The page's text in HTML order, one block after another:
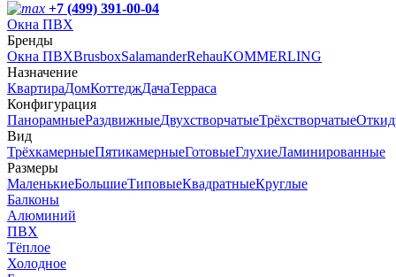
+7 (499) 391-00-04
Окна ПВХ
Бренды
Окна ПВХBrusboxSalamanderRehauKOMMERLING
Назначение
КвартираДомКоттеджДачаТерраса
Конфигурация
ПанорамныеРаздвижныеДвухстворчатыеТрёхстворчатые
Вид
ТрёхкамерныеПятикамерныеГотовыеГлухиеЛаминированные
Размеры
МаленькиеБольшиеТиповыеКвадратныеКруглые
Балконы
Алюминий
ПВХ
Тёплое
Холодное